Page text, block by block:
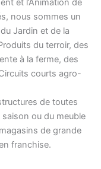
et l’Animation de
nous sommes un
Jardin et de la
du terroir, des
à la ferme, des
courts agro-
de toutes
ou du meuble
de grande
franchise.